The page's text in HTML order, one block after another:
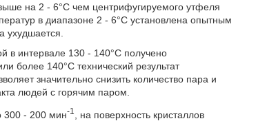
на 2 - 6°С чем центрифугируемого утфеля
в диапазоне 2 - 6°С установлена опытным
ухудшается.
в интервале 130 - 140°С получено
более 140°С технический результат
значительно снизить количество пара и
людей с горячим паром.
300 - 200 мин-1
, на поверхность кристаллов